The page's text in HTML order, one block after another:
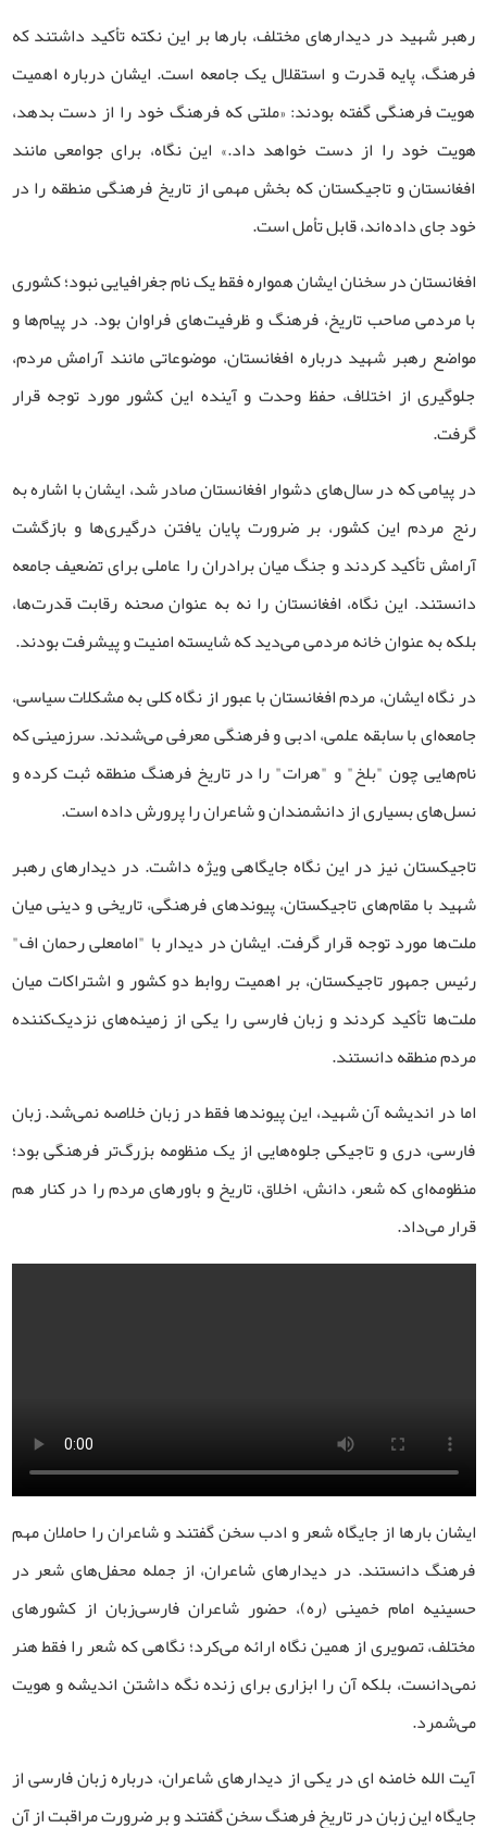
رهبر شهید در دیدارهای مختلف، بارها بر این نکته تأکید داشتند که
فرهنگ، پایه قدرت و استقلال یک جامعه است. ایشان درباره اهمیت
هویت فرهنگی گفته بودند: «ملتی که فرهنگ خود را از دست بدهد،
هویت خود را از دست خواهد داد.» این نگاه، برای جوامعی مانند
افغانستان و تاجیکستان که بخش مهمی از تاریخ فرهنگی منطقه را در
خود جای داده‌اند، قابل تأمل است.
افغانستان در سخنان ایشان همواره فقط یک نام جغرافیایی نبود؛ کشوری
با مردمی صاحب تاریخ، فرهنگ و ظرفیت‌های فراوان بود. در پیام‌ها و
مواضع رهبر شهید درباره افغانستان، موضوعاتی مانند آرامش مردم،
جلوگیری از اختلاف، حفظ وحدت و آینده این کشور مورد توجه قرار
گرفت.
در پیامی که در سال‌های دشوار افغانستان صادر شد، ایشان با اشاره به
رنج مردم این کشور، بر ضرورت پایان یافتن درگیری‌ها و بازگشت
آرامش تأکید کردند و جنگ میان برادران را عاملی برای تضعیف جامعه
دانستند. این نگاه، افغانستان را نه به عنوان صحنه رقابت قدرت‌ها،
بلکه به عنوان خانه مردمی می‌دید که شایسته امنیت و پیشرفت بودند.
در نگاه ایشان، مردم افغانستان با عبور از نگاه کلی به مشکلات سیاسی،
جامعه‌ای با سابقه علمی، ادبی و فرهنگی معرفی می‌شدند. سرزمینی که
نام‌هایی چون "بلخ" و "هرات" را در تاریخ فرهنگ منطقه ثبت کرده و
نسل‌های بسیاری از دانشمندان و شاعران را پرورش داده است.
تاجیکستان نیز در این نگاه جایگاهی ویژه داشت. در دیدارهای رهبر
شهید با مقام‌های تاجیکستان، پیوندهای فرهنگی، تاریخی و دینی میان
ملت‌ها مورد توجه قرار گرفت. ایشان در دیدار با "امامعلی رحمان اف"
رئیس جمهور تاجیکستان، بر اهمیت روابط دو کشور و اشتراکات میان
ملت‌ها تأکید کردند و زبان فارسی را یکی از زمینه‌های نزدیک‌کننده
مردم منطقه دانستند.
اما در اندیشه آن شهید، این پیوندها فقط در زبان خلاصه نمی‌شد. زبان
فارسی، دری و تاجیکی جلوه‌هایی از یک منظومه بزرگ‌تر فرهنگی بود؛
منظومه‌ای که شعر، دانش، اخلاق، تاریخ و باورهای مردم را در کنار هم
قرار می‌داد.
ایشان بارها از جایگاه شعر و ادب سخن گفتند و شاعران را حاملان مهم
فرهنگ دانستند. در دیدارهای شاعران، از جمله محفل‌های شعر در
حسینیه امام خمینی (ره)، حضور شاعران فارسی‌زبان از کشورهای
مختلف، تصویری از همین نگاه ارائه می‌کرد؛ نگاهی که شعر را فقط هنر
نمی‌دانست، بلکه آن را ابزاری برای زنده نگه داشتن اندیشه و هویت
می‌شمرد.
آیت الله خامنه ای در یکی از دیدارهای شاعران، درباره زبان فارسی از
جایگاه این زبان در تاریخ فرهنگ سخن گفتند و بر ضرورت مراقبت از آن